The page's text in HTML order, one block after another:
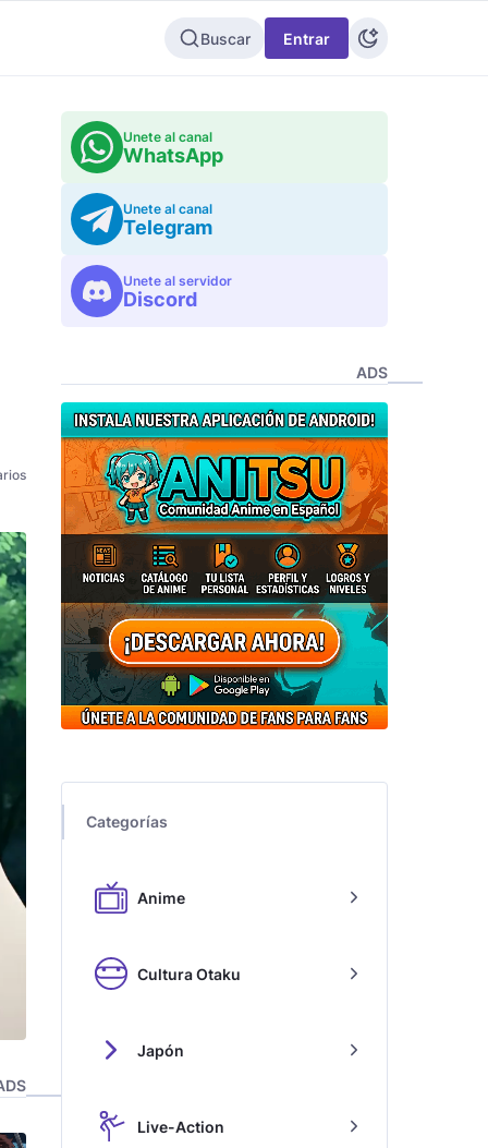
Buscar Entrar
Unete al canal
WhatsApp
Unete al canal
Telegram
Unete al servidor
Discord
ADS
Categorías
Anime
Cultura Otaku
Japón
Live-Action